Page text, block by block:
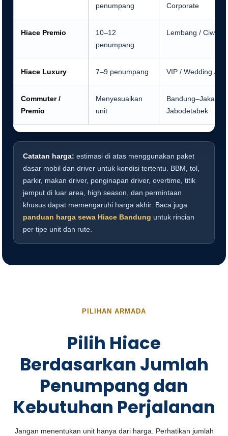
penumpang Corporate
Hiace Premio
10–12
penumpang
Lembang /
Hiace Luxury 7–9 penumpang VIP / Wedding /
Commuter /
Premio
Menyesuaikan
unit
Bandung–Jakarta
Jabodetabek
Catatan harga: estimasi di atas menggunakan paket
dasar mobil dan driver untuk kondisi tertentu. BBM, tol,
parkir, makan driver, penginapan driver, overtime, titik
jemput di luar area, high season, dan permintaan
khusus dapat memengaruhi harga akhir. Baca juga
panduan harga sewa Hiace Bandung untuk rincian
per tipe unit dan rute.
PILIHAN ARMADA
Pilih Hiace
Berdasarkan Jumlah
Penumpang dan
Kebutuhan Perjalanan
Jangan menentukan unit hanya dari harga. Perhatikan jumlah